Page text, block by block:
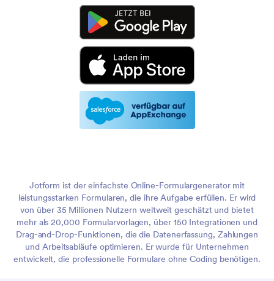
Jotform ist der einfachste Online-Formulargenerator mit
leistungsstarken Formularen, die ihre Aufgabe erfüllen. Er wird
von über 35 Millionen Nutzern weltweit geschätzt und bietet
mehr als 20,000 Formularvorlagen, über 150 Integrationen und
Drag-and-Drop-Funktionen, die die Datenerfassung, Zahlungen
und Arbeitsabläufe optimieren. Er wurde für Unternehmen
entwickelt, die professionelle Formulare ohne Coding benötigen.